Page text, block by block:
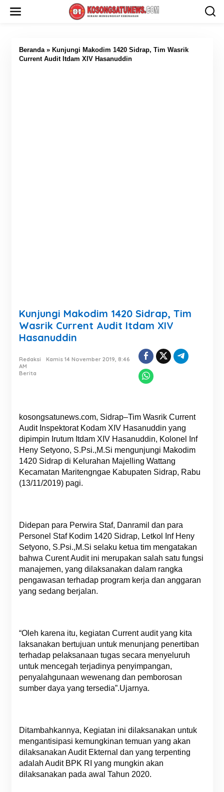
Beranda» Kunjungi Makodim 1420 Sidrap, Tim Wasrik
Current Audit Itdam XIV Hasanuddin
Kunjungi Makodim 1420 Sidrap, Tim
Wasrik Current Audit Itdam XIV
Hasanuddin
Redaksi
Kamis 14 November 2019, 8:46
AM
Berita
kosongsatunews.com, Sidrap–Tim Wasrik Current
Audit Inspektorat Kodam XIV Hasanuddin yang
dipimpin Irutum Itdam XIV Hasanuddin, Kolonel Inf
Heny Setyono, S.Psi.,M.Si mengunjungi Makodim
1420 Sidrap di Kelurahan Majelling Wattang
Kecamatan Maritengngae Kabupaten Sidrap, Rabu
(13/11/2019) pagi.
Didepan para Perwira Staf, Danramil dan para
Personel Staf Kodim 1420 Sidrap, Letkol Inf Heny
Setyono, S.Psi.,M.Si selaku ketua tim mengatakan
bahwa Curent Audit ini merupakan salah satu fungsi
manajemen, yang dilaksanakan dalam rangka
pengawasan terhadap program kerja dan anggaran
yang sedang berjalan.
“Oleh karena itu, kegiatan Current audit yang kita
laksanakan bertujuan untuk menunjang penertiban
terhadap pelaksanaan tugas secara menyeluruh
untuk mencegah terjadinya penyimpangan,
penyalahgunaan wewenang dan pemborosan
sumber daya yang tersedia”.Ujarnya.
Ditambahkannya, Kegiatan ini dilaksanakan untuk
mengantisipasi kemungkinan temuan yang akan
dilaksanakan Audit Ekternal dan yang terpenting
adalah Audit BPK RI yang mungkin akan
dilaksanakan pada awal Tahun 2020.